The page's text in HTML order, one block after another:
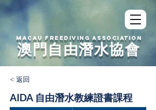
澳門自由潛水協會
MACAU FREEDIVING ASSOCIATION
< 返回
AIDA 自由潛水教練證書課程